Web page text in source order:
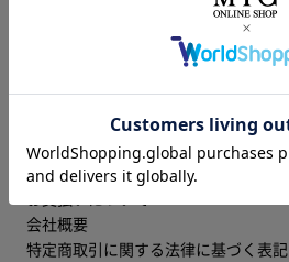
ヘルプ
WEBご意見箱
個人のお客様向け 修理受付フォーム
お届けについて
会社概要
特定商取引に関する法律に基づく表記